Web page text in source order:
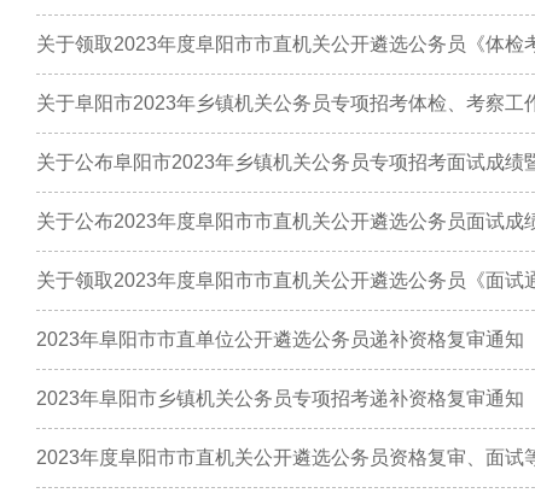
关于领取2023年度阜阳市市直机关公开遴选公务员《体检
关于阜阳市2023年乡镇机关公务员专项招考体检、考察工
关于公布阜阳市2023年乡镇机关公务员专项招考面试成绩
关于公布2023年度阜阳市市直机关公开遴选公务员面试成
关于领取2023年度阜阳市市直机关公开遴选公务员《面试
2023年阜阳市市直单位公开遴选公务员递补资格复审通知
2023年阜阳市乡镇机关公务员专项招考递补资格复审通知
2023年度阜阳市市直机关公开遴选公务员资格复审、面试